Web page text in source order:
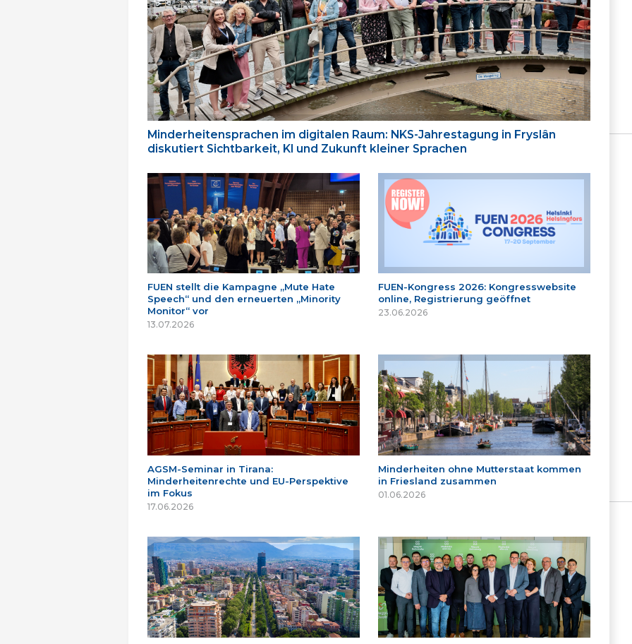
Minderheitensprachen im digitalen Raum: NKS-Jahrestagung in Fryslân
diskutiert Sichtbarkeit, KI und Zukunft kleiner Sprachen
FUEN stellt die Kampagne „Mute Hate
Speech“ und den erneuerten „Minority
Monitor“ vor
13.07.2026
FUEN-Kongress 2026: Kongresswebsite
online, Registrierung geöffnet
23.06.2026
AGSM-Seminar in Tirana:
Minderheitenrechte und EU-Perspektive
im Fokus
17.06.2026
Minderheiten ohne Mutterstaat kommen
in Friesland zusammen
01.06.2026